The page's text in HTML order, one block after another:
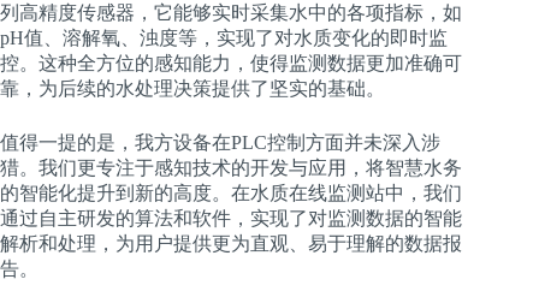
列高精度传感器，它能够实时采集水中的各项指标，如
pH值、溶解氧、浊度等，实现了对水质变化的即时监
控。这种全方位的感知能力，使得监测数据更加准确可
靠，为后续的水处理决策提供了坚实的基础。
值得一提的是，我方设备在PLC控制方面并未深入涉
猎。我们更专注于感知技术的开发与应用，将智慧水务
的智能化提升到新的高度。在水质在线监测站中，我们
通过自主研发的算法和软件，实现了对监测数据的智能
解析和处理，为用户提供更为直观、易于理解的数据报
告。